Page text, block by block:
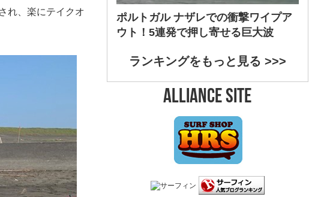
れ、楽にテイクオ
ポルトガル ナザレでの衝撃ワイプア
ウト！5連発で押し寄せる巨大波
ランキングをもっと見る >>>
ALLIANCE SITE